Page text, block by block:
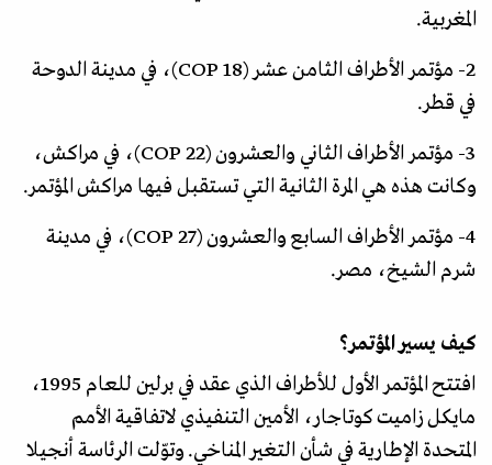
المغربية.
2- مؤتمر الأطراف الثامن عشر (COP 18)، في مدينة الدوحة
في قطر.
3- مؤتمر الأطراف الثاني والعشرون (COP 22)، في مراكش،
وكانت هذه هي المرة الثانية التي تستقبل فيها مراكش المؤتمر.
4- مؤتمر الأطراف السابع والعشرون (COP 27)، في مدينة
شرم الشيخ، مصر.
كيف يسير المؤتمر؟
افتتح المؤتمر الأول للأطراف الذي عقد في برلين للعام 1995،
مايكل زاميت كوتاجار، الأمين التنفيذي لاتفاقية الأمم
المتحدة الإطارية في شأن التغير المناخي. وتوّلت الرئاسة أنجيلا